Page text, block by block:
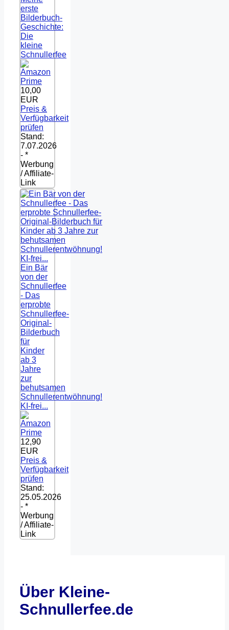
erste
Bilderbuch-
Geschichte:
Die
kleine
Schnullerfee
10,00
EUR
Preis &
Verfügbarkeit
prüfen
Stand:
7.07.2026
- *
Werbung
/ Affiliate-
Link
Ein Bär
von der
Schnullerfee
- Das
erprobte
Schnullerfee-
Original-
Bilderbuch
für
Kinder
ab 3
Jahre
zur
behutsamen
Schnullerentwöhnung!
KI-frei...
12,90
EUR
Preis &
Verfügbarkeit
prüfen
Stand:
25.05.2026
- *
Werbung
/ Affiliate-
Link
Über Kleine-
Schnullerfee.de